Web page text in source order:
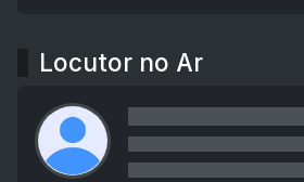
Locutor no Ar